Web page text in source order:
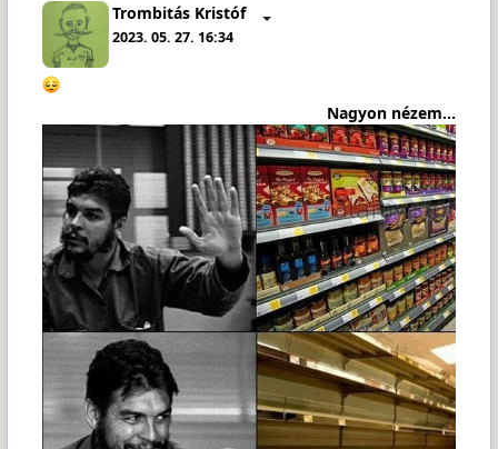
Trombitás Kristóf
2023. 05. 27. 16:34
Nagyon nézem...